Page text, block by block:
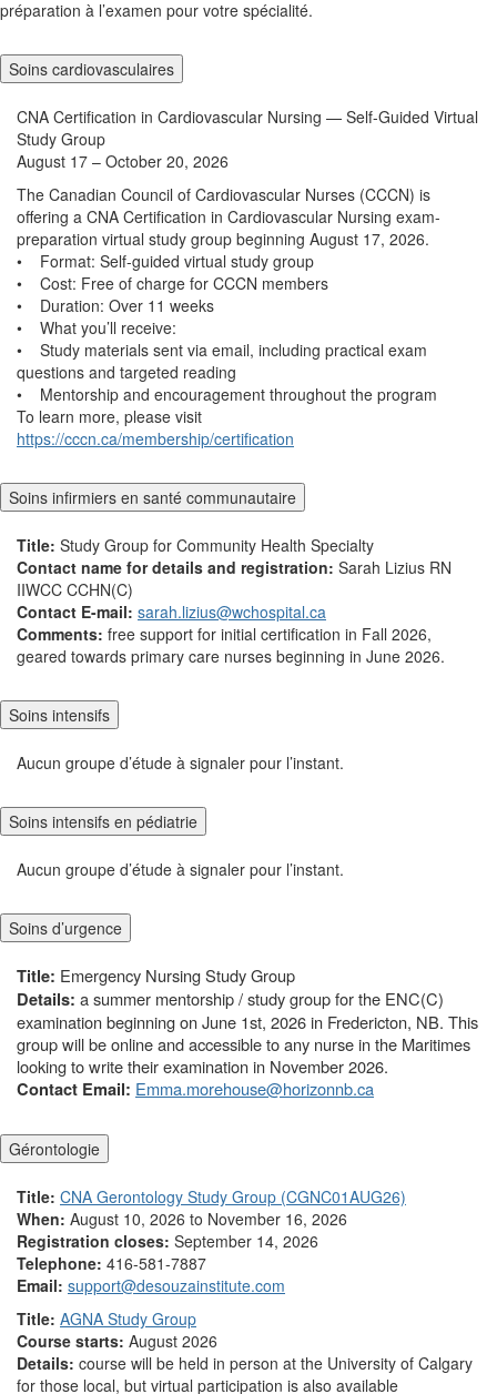
préparation à l’examen pour votre spécialité.
Soins cardiovasculaires
CNA Certification in Cardiovascular Nursing — Self-Guided Virtual
Study Group
August 17 – October 20, 2026
The Canadian Council of Cardiovascular Nurses (CCCN) is
offering a CNA Certification in Cardiovascular Nursing exam-
preparation virtual study group beginning August 17, 2026.
• Format: Self-guided virtual study group
• Cost: Free of charge for CCCN members
• Duration: Over 11 weeks
• What you’ll receive:
• Study materials sent via email, including practical exam
questions and targeted reading
• Mentorship and encouragement throughout the program
To learn more, please visit
https://cccn.ca/membership/certification
Soins infirmiers en santé communautaire
Title: Study Group for Community Health Specialty
Contact name for details and registration: Sarah Lizius RN
IIWCC CCHN(C)
Contact E-mail: sarah.lizius@wchospital.ca
Comments: free support for initial certification in Fall 2026,
geared towards primary care nurses beginning in June 2026.
Soins intensifs
Aucun groupe d’étude à signaler pour l’instant.
Soins intensifs en pédiatrie
Aucun groupe d’étude à signaler pour l’instant.
Soins d’urgence
Title: Emergency Nursing Study Group
Details: a summer mentorship / study group for the ENC(C)
examination beginning on June 1st, 2026 in Fredericton, NB. This
group will be online and accessible to any nurse in the Maritimes
looking to write their examination in November 2026.
Contact Email: Emma.morehouse@horizonnb.ca
Gérontologie
Title: CNA Gerontology Study Group (CGNC01AUG26)
When: August 10, 2026 to November 16, 2026
Registration closes: September 14, 2026
Telephone: 416-581-7887
Email: support@desouzainstitute.com
Title: AGNA Study Group
Course starts: August 2026
Details: course will be held in person at the University of Calgary
for those local, but virtual participation is also available